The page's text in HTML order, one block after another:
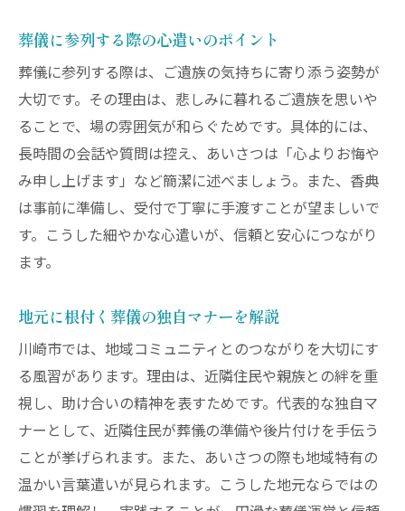
葬儀に参列する際の心遣いのポイント
葬儀に参列する際は、ご遺族の気持ちに寄り添う姿勢が
大切です。その理由は、悲しみに暮れるご遺族を思いや
ることで、場の雰囲気が和らぐためです。具体的には、
長時間の会話や質問は控え、あいさつは「心よりお悔や
み申し上げます」など簡潔に述べましょう。また、香典
は事前に準備し、受付で丁寧に手渡すことが望ましいで
す。こうした細やかな心遣いが、信頼と安心につながり
ます。
地元に根付く葬儀の独自マナーを解説
川崎市では、地域コミュニティとのつながりを大切にす
る風習があります。理由は、近隣住民や親族との絆を重
視し、助け合いの精神を表すためです。代表的な独自マ
ナーとして、近隣住民が葬儀の準備や後片付けを手伝う
ことが挙げられます。また、あいさつの際も地域特有の
温かい言葉遣いが見られます。こうした地元ならではの